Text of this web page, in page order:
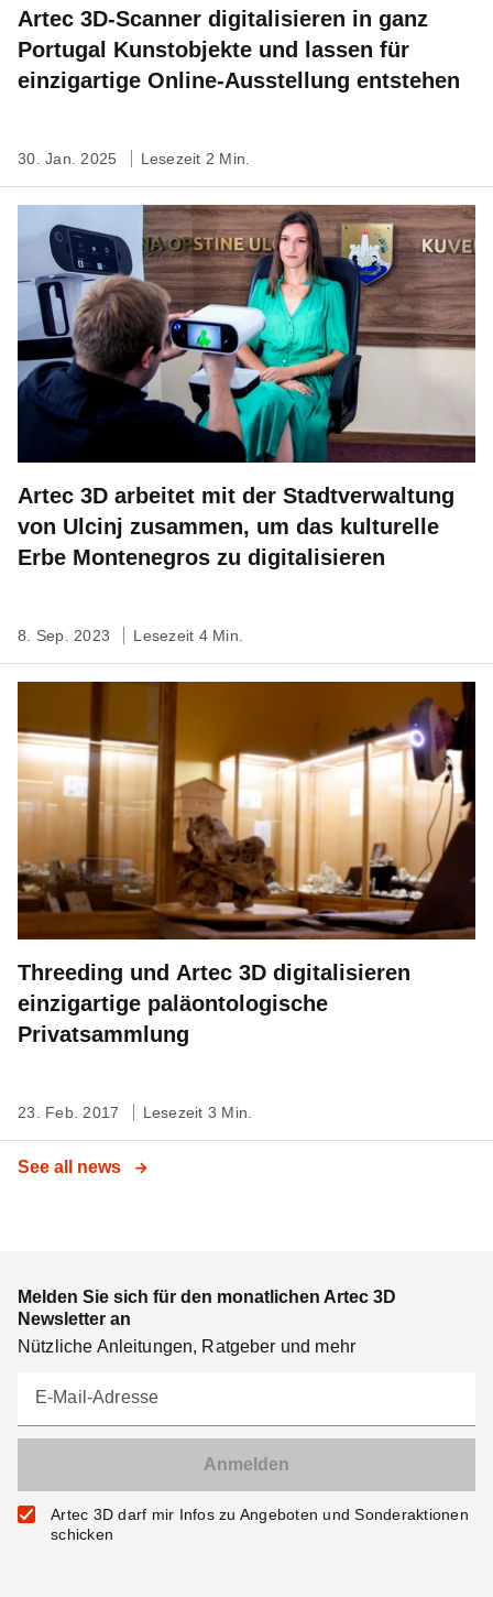
Artec 3D-Scanner digitalisieren in ganz
Portugal Kunstobjekte und lassen für
einzigartige Online-Ausstellung entstehen
30. Jan. 2025 Lesezeit 2 Min.
Artec 3D arbeitet mit der Stadtverwaltung
von Ulcinj zusammen, um das kulturelle
Erbe Montenegros zu digitalisieren
8. Sep. 2023 Lesezeit 4 Min.
Threeding und Artec 3D digitalisieren
einzigartige paläontologische
Privatsammlung
23. Feb. 2017 Lesezeit 3 Min.
See all news
Melden Sie sich für den monatlichen Artec 3D
Newsletter an
Nützliche Anleitungen, Ratgeber und mehr
E-Mail-Adresse
Artec 3D darf mir Infos zu Angeboten und Sonderaktionen
schicken